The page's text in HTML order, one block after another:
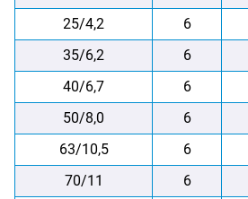
25/4,2
6
35/6,2
6
40/6,7
6
50/8,0
6
63/10,5
6
70/11
6